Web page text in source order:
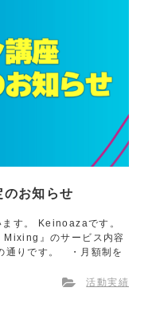
お知らせ
ます。 Keinoazaです。
』のサービス内容
通りです。 ・月額制を
活動実績